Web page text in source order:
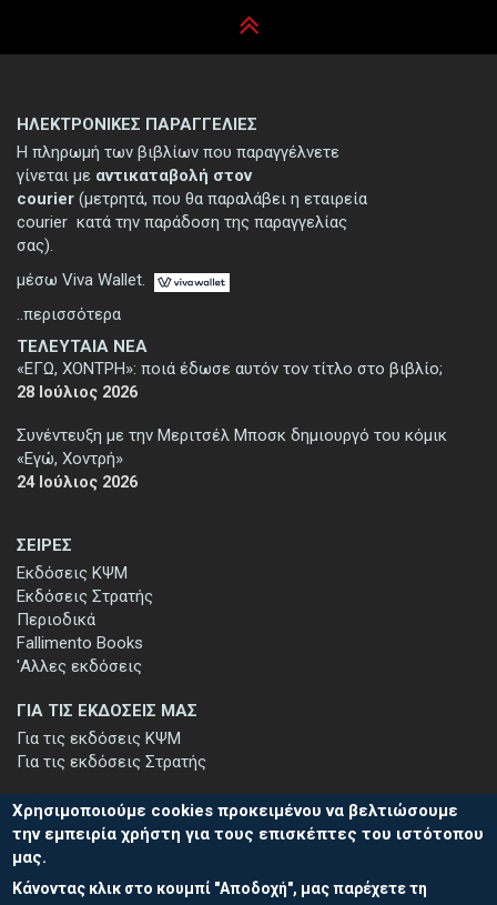
ΣΕΙΡΕΣ
Εκδόσεις ΚΨΜ
Εκδόσεις Στρατής
Περιοδικά
Fallimento Books
'Αλλες εκδόσεις
ΤΕΛΕΥΤΑΙΑ ΝΕΑ
«ΕΓΩ, ΧΟΝΤΡΗ»: ποιά έδωσε αυτόν τον τίτλο στο βιβλίο;
28 Ιούλιος 2026
Συνέντευξη με την Μεριτσέλ Μποσκ δημιουργό του κόμικ
«Εγώ, Χοντρή»
24 Ιούλιος 2026
ΓΙΑ ΤΙΣ ΕΚΔΟΣΕΙΣ ΜΑΣ
Για τις εκδόσεις ΚΨΜ
Για τις εκδόσεις Στρατής
ΗΛΕΚΤΡΟΝΙΚΕΣ ΠΑΡΑΓΓΕΛΙΕΣ
Η πληρωμή των βιβλίων που παραγγέλνετε
γίνεται με αντικαταβολή στον
courier (μετρητά, που θα παραλάβει η εταιρεία
courier κατά την παράδοση της παραγγελίας
σας).
μέσω Viva Wallet.
..περισσότερα
ΕΓΓΡΑΦΗ ΣΤΟ ΕΝΗΜΕΡΩΤΙΚΟ ΔΕΛΤΙΟ
Μείνετε ενημερωμένοι για τις νέες εκδόσεις μας και τις εκδηλώσεις
Χρησιμοποιούμε cookies προκειμένου να βελτιώσουμε
την εμπειρία χρήστη για τους επισκέπτες του ιστότοπου
μας.
Κάνοντας κλικ στο κουμπί "Αποδοχή", μας παρέχετε τη